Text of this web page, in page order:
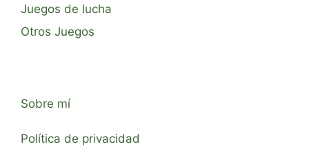
Juegos de lucha
Otros Juegos
Sobre mí
Política de privacidad